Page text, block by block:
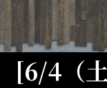
[6/4（